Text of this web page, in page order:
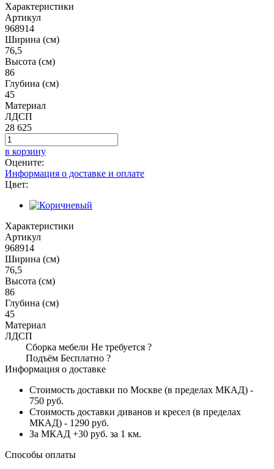
Характеристики
Артикул
968914
Ширина (см)
76,5
Высота (см)
86
Глубина (см)
45
Материал
ЛДСП
28 625
в корзину
Оцените:
Информация о доставке и оплате
Цвет:
Характеристики
Артикул
968914
Ширина (см)
76,5
Высота (см)
86
Глубина (см)
45
Материал
ЛДСП
Сборка мебели Не требуется ?
Подъём Бесплатно ?
Информация о доставке
Стоимость доставки по Москве (в пределах МКАД) -
750 руб.
Стоимость доставки диванов и кресел (в пределах
МКАД) - 1290 руб.
За МКАД +30 руб. за 1 км.
Способы оплаты